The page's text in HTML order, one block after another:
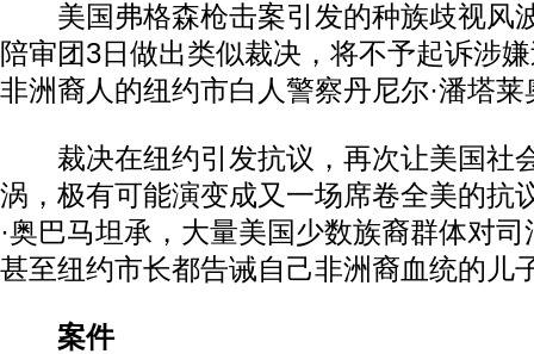
美国弗格森枪击案引发的种族歧视风
陪审团3日做出类似裁决，将不予起诉涉
非洲裔人的纽约市白人警察丹尼尔·潘塔莱
裁决在纽约引发抗议，再次让美国社会
涡，极有可能演变成又一场席卷全美的抗
·奥巴马坦承，大量美国少数族裔群体对
甚至纽约市长都告诫自己非洲裔血统的儿
案件